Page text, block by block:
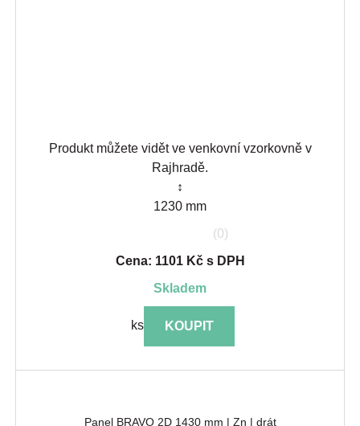
Produkt můžete vidět ve venkovní vzorkovně v
Rajhradě.
↕
1230 mm
(0)
Cena: 1101 Kč s DPH
skladem
ks KOUPIT
Panel BRAVO 2D 1430 mm | Zn | drát